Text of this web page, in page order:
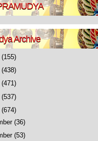
Archive
(155)
(438)
(471)
(537)
(674)
(36)
(53)